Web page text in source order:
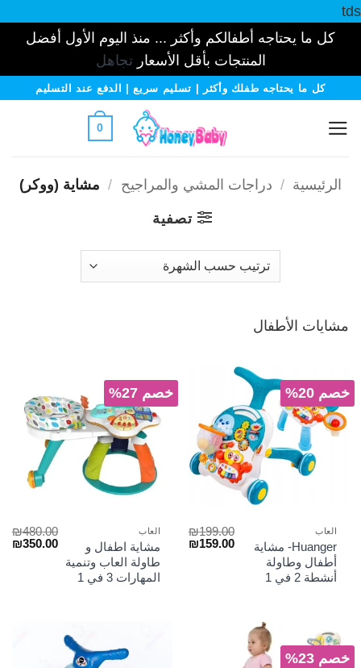
tds
كل ما يحتاجه أطفالكم وأكثر ... منذ اليوم الأول أفضل
المنتجات بأقل الأسعارتجاهل
تخطيكل ما يحتاجه طفلك وأكثر | تسليم سريع | الدفع عند التسليم
0
الرئيسية / دراجات المشي والمراجيح / مشاية (ووكر)
تصفية
مشايات الأطفال
خصم 20%
العاب
Huanger- مشاية
أطفال وطاولة
أنشطة 2 في 1
₪199.00
السعر ₪159.00
الحالي
خصم 27%
العاب
مشاية اطفال و
طاولة العاب وتنمية
المهارات 3 في 1
₪480.00
السعر ₪350.00
خصم 23%